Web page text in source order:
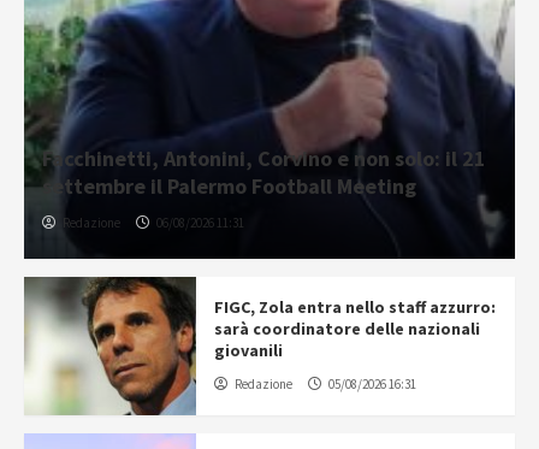
Facchinetti, Antonini, Corvino e non solo: il 21
settembre il Palermo Football Meeting
Redazione 06/08/2026 11:31
FIGC, Zola entra nello staff azzurro:
sarà coordinatore delle nazionali
giovanili
Redazione 05/08/2026 16:31